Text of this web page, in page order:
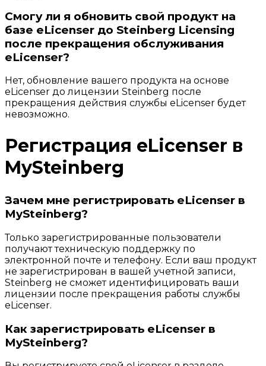
Смогу ли я обновить свой продукт на
базе eLicenser до Steinberg Licensing
после прекращения обслуживания
eLicenser?
Нет, обновление вашего продукта на основе
eLicenser до лицензии Steinberg после
прекращения действия службы eLicenser будет
невозможно.
Регистрация eLicenser в
MySteinberg
Зачем мне регистрировать eLicenser в
MySteinberg?
Только зарегистрированные пользователи
получают техническую поддержку по
электронной почте и телефону. Если ваш продукт
не зарегистрирован в вашей учетной записи,
Steinberg не сможет идентифицировать ваши
лицензии после прекращения работы службы
eLicenser.
Как зарегистрировать eLicenser в
MySteinberg?